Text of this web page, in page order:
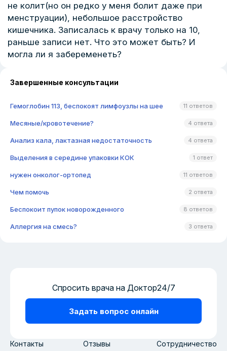
не колит(но он редко у меня болит даже при
менструации), небольшое расстройство
кишечника. Записалась к врачу только на 10,
раньше записи нет. Что это может быть? И
могла ли я забеременеть?
Завершенные консультации
Гемоглобин 113, беспокоят лимфоузлы на шее 11 ответов
Месяные/кровотечение? 4 ответа
Анализ кала, лактазная недостаточность 4 ответа
Выделения в середине упаковки КОК 1 ответ
нужен онколог-ортопед 11 ответов
Чем помочь 2 ответа
Беспокоит пупок новорожденного 8 ответов
Аллергия на смесь? 3 ответа
Контакты Отзывы Сотрудничество
Спросить врача на Доктор24/7
Задать вопрос онлайн